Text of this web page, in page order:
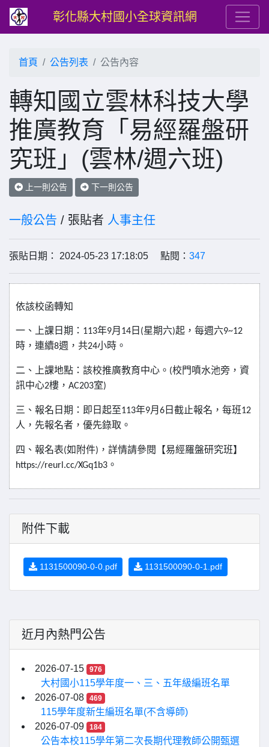
彰化縣大村國小全球資訊網
首頁 公告列表 公告內容
轉知國立雲林科技大學
推廣教育「易經羅盤研
究班」(雲林/週六班)
上一則公告 下一則公告
一般公告 / 張貼者 人事主任
張貼日期： 2024-05-23 17:18:05 點閱： 347
依該校函轉知
一、上課日期： 113年9月 14 日 (星期六)起，每週六9~12
時，連續8週，共24小時。
二、上課地點：該校推廣教育中心。 (校門噴水池旁，資
訊中心2樓， AC203室)
三、報名日期：即日起至113年9月 6 日截止報名，每班12
人，先報名者，優先錄取。
四、報名表(如附件) ，詳情請參閱【易經羅盤研究班】
https://reurl.cc/XGq1b3 。
附件下載
1131500090-0-0.pdf 1131500090-0-1.pdf
近月內熱門公告
2026-07-15 976
大村國小115學年度一、三、五年級編班名單
2026-07-08
469
115學年度新生編班名單(不含導師)
2026-07-09
184
公告本校115學年第二次長期代理教師公開甄選